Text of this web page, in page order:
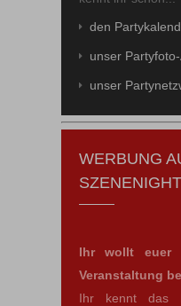
den
unser
unser
WERBUNG
SZENENIGHT
Ihr wollt euer
Veranstaltung
Ihr kennt das